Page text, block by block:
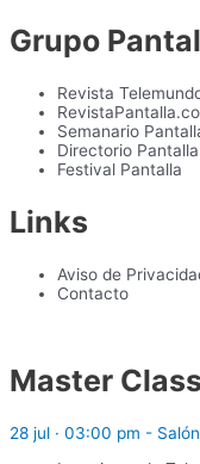
Grupo
Revista
Semanario
Directorio Pantalla
Festival Pantalla
Links
Aviso de
Contacto
Master
28 jul · 03:00 pm -